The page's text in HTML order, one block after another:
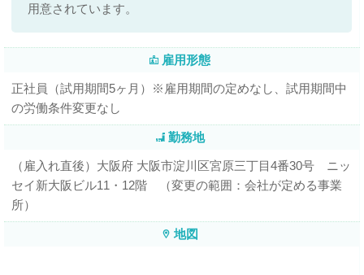
用意されています。
雇用形態
正社員（試用期間5ヶ月）※雇用期間の定めなし、試用期間中
の労働条件変更なし
勤務地
（雇入れ直後）大阪府 大阪市淀川区宮原三丁目4番30号 ニッ
セイ新大阪ビル11・12階 （変更の範囲：会社が定める事業
所）
地図